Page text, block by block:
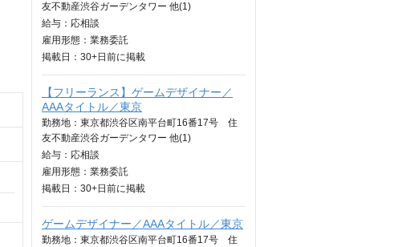
友不動産渋谷ガーデンタワー 他(1)
給与： 応相談
雇用形態：業務委託
掲載日： 30+日 前に掲載
【フリーランス】ゲームデザイナー／
AAAタイトル／東京
勤務地：東京都渋谷区南平台町16番17号 住
友不動産渋谷ガーデンタワー 他(1)
給与： 応相談
雇用形態：業務委託
掲載日： 30+日 前に掲載
ゲームデザイナー／AAAタイトル／東京
勤務地：東京都渋谷区南平台町16番17号 住